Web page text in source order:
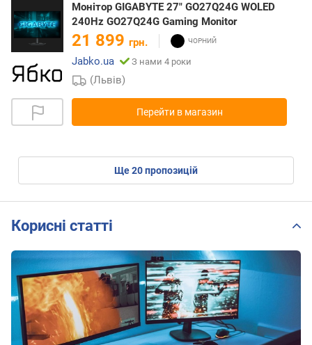
Монітор GIGABYTE 27" GO27Q24G WOLED
240Hz GO27Q24G Gaming Monitor
21 899 грн.
Jabko.ua
З нами 4 роки
(Львів)
Перейти в магазин
ще20пропозицій
Корисні статті